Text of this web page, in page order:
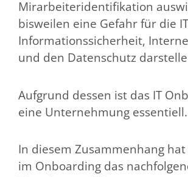
Mirarbeiteridentifikation
bisweilen eine Gefahr für die
Informationssicherheit,
und den Datenschutz
Aufgrund dessen ist das IT
eine Unternehmung essentiell.
In diesem Zusammenhang hat
im Onboarding das